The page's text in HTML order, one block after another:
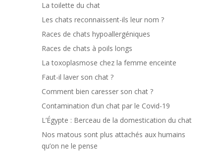
La toilette du chat
Les chats reconnaissent-ils leur nom ?
Races de chats hypoallergéniques
Races de chats à poils longs
La toxoplasmose chez la femme enceinte
Faut-il laver son chat ?
Comment bien caresser son chat ?
Contamination d’un chat par le Covid-19
L’Égypte : Berceau de la domestication du chat
Nos matous sont plus attachés aux humains
qu’on ne le pense